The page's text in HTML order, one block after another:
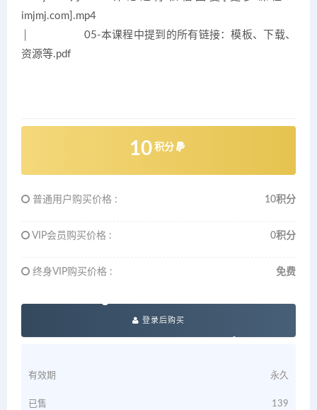
imjmj.com].mp4
│ 05-本课程中提到的所有链接：模板、下载、
资源等.pdf
10 积分
普通用户购买价格 : 10积分
VIP会员购买价格 : 0积分
终身VIP购买价格 : 免费
登录后购买
有效期 永久
已售 139